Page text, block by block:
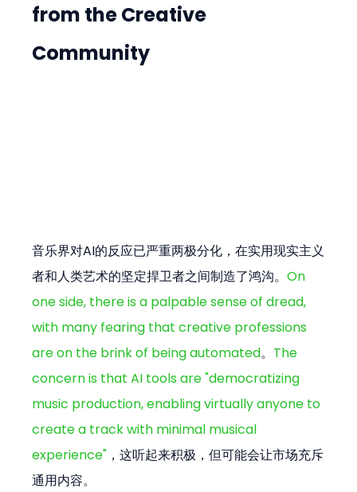
from the Creative
Community
音乐界对AI的反应已严重两极分化，在实用现实主义
者和人类艺术的坚定捍卫者之间制造了鸿沟。On
one side, there is a palpable sense of dread,
with many fearing that creative professions
are on the brink of being automated。 The
concern is that AI tools are "democratizing
music production, enabling virtually anyone to
create a track with minimal musical
experience" ，这听起来积极，但可能会让市场充斥
通用内容。